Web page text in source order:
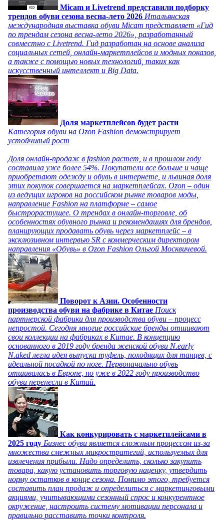
Micam и Livetrend представили подборку
трендов обуви сезона весна-лето 2026 Итальянская
международная выставка обуви Micam представляет «Гид
по трендам сезона весна-лето 2026», разработанный
совместно с Livetrend. Гид разработан на основе анализа
социальных сетей, онлайн-маркетплейсов и модных показов,
а также с помощью новых технологий, таких как
искусственный интеллект и Big Data.
Доля маркетплейсов будет расти
Категория обуви на Ozon Fashion демонстрирует
устойчивый рост
Доля онлайн-продаж в fashion растет, и в прошлом году
составила уже более 54%. Покупатели все больше и чаще
приобретают одежду и обувь в интернете, и львиная доля
этих покупок совершается на маркетплейсах. Ozon – один
из ведущих игроков на российском рынке товаров моды,
направление Fashion на платформе – самое
быстрорастущее. О трендах в онлайн-торговле, об
особенностях обувного рынка и рекомендациях для брендов,
планирующих продавать обувь через маркетплейс – в
эксклюзивном интервью SR с коммерческим директором
направления «Обувь» в Ozon Fashion Ольгой Москвичевой.
Поворот к Азии. Особенности
производства обуви на фабрике в Китае Поиск
партнерской фабрики для производства обуви – процесс
непростой. Сегодня многие российские бренды отшивают
свои коллекции на фабриках в Китае. В концепцию
основанного в 2019 году бренда женской обуви N.early
N.aked легла идея выпуска туфель, походящих для танцев, с
идеальной посадкой по ноге. Первоначально обувь
отшивалась в Европе, но уже в 2022 году производство
обуви перенесли в Китай.
Как конкурировать с маркетплейсами в
2025 году Бизнес обуви является сложным процессом из-за
множества смежных микростратегий, используемых для
извлечения прибыли. Надо определить, сколько закупить
товара, какую установить торговую наценку, утвердить
норму остатков в конце сезона. Помимо этого, требуется
составить план продаж и определиться с маркетинговыми
акциями, учитывающими сезонный спрос и конкурентное
окружение, настроить систему мотивации персонала и
правильно расставить точки контроля.